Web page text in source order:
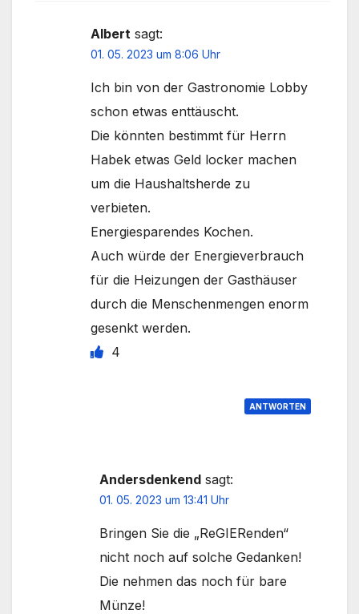
Albert sagt:
01. 05. 2023 um 8:06 Uhr
Ich bin von der Gastronomie Lobby
schon etwas enttäuscht.
Die könnten bestimmt für Herrn
Habek etwas Geld locker machen
um die Haushaltsherde zu
verbieten.
Energiesparendes Kochen.
Auch würde der Energieverbrauch
für die Heizungen der Gasthäuser
durch die Menschenmengen enorm
gesenkt werden.
4
ANTWORTEN
Andersdenkend sagt:
01. 05. 2023 um 13:41 Uhr
Bringen Sie die „ReGIERenden“
nicht noch auf solche Gedanken!
Die nehmen das noch für bare
Münze!